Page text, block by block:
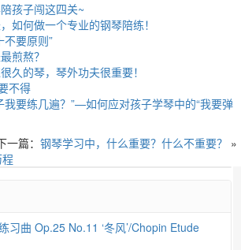
孩子闯这四关~
如何做一个专业的钢琴陪练！
不要原则”
煎熬？
久的琴，琴外功夫很重要！
不得
我要练几遍？”—如何应对孩子学琴中的“我要弹
一篇： 钢琴学习中，什么重要？什么不重要？ »
习曲 Op.25 No.11 ‘冬风’/Chopin Etude